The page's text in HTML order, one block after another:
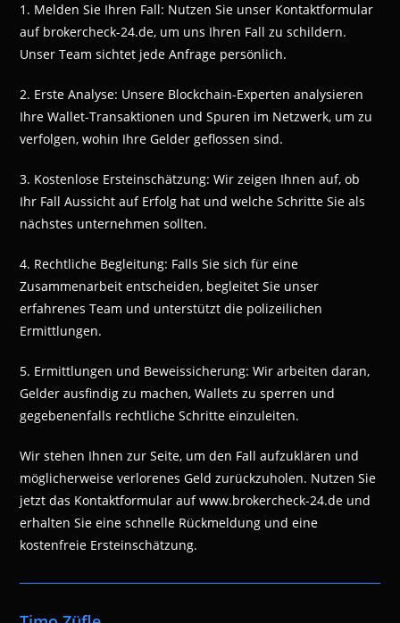
1. Melden Sie Ihren Fall: Nutzen Sie unser Kontaktformular
auf brokercheck-24.de, um uns Ihren Fall zu schildern.
Unser Team sichtet jede Anfrage persönlich.
2. Erste Analyse: Unsere Blockchain-Experten analysieren
Ihre Wallet-Transaktionen und Spuren im Netzwerk, um zu
verfolgen, wohin Ihre Gelder geflossen sind.
3. Kostenlose Ersteinschätzung: Wir zeigen Ihnen auf, ob
Ihr Fall Aussicht auf Erfolg hat und welche Schritte Sie als
nächstes unternehmen sollten.
4. Rechtliche Begleitung: Falls Sie sich für eine
Zusammenarbeit entscheiden, begleitet Sie unser
erfahrenes Team und unterstützt die polizeilichen
Ermittlungen.
5. Ermittlungen und Beweissicherung: Wir arbeiten daran,
Gelder ausfindig zu machen, Wallets zu sperren und
gegebenenfalls rechtliche Schritte einzuleiten.
Wir stehen Ihnen zur Seite, um den Fall aufzuklären und
möglicherweise verlorenes Geld zurückzuholen. Nutzen Sie
jetzt das Kontaktformular auf www.brokercheck-24.de und
erhalten Sie eine schnelle Rückmeldung und eine
kostenfreie Ersteinschätzung.